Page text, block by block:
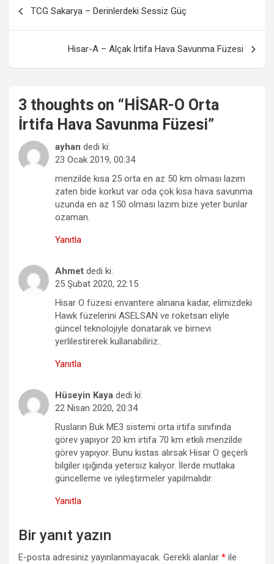
gezinmesi
TCG Sakarya – Derinlerdeki Sessiz Güç
Hisar-A – Alçak İrtifa Hava Savunma Füzesi
3 thoughts on “ HİSAR-O Orta
İrtifa Hava Savunma Füzesi”
ayhan dedi ki:
23 Ocak 2019, 00:34
menzilde kısa 25 orta en az 50 km olması lazım
zaten bide korkut var oda çok kısa hava savunma
uzunda en az 150 olması lazım bize yeter bunlar
ozaman.
Yanıtla
Ahmet dedi ki:
25 Şubat 2020, 22:15
Hisar O füzesi envantere alınana kadar, elimizdeki
Hawk füzelerini ASELSAN ve roketsan eliyle
güncel teknolojiyle donatarak ve birnevi
yerlilestirerek kullanabiliriz..
Yanıtla
Hüseyin Kaya dedi ki:
22 Nisan 2020, 20:34
Rusların Buk ME3 sistemi orta irtifa sınıfında
görev yapıyor 20 km irtifa 70 km etkili menzilde
görev yapıyor. Bunu kıstas alırsak Hisar O geçerli
bilgiler ışığında yetersiz kalıyor. İlerde mutlaka
güncelleme ve iyileştirmeler yapılmalıdır.
Yanıtla
Bir yanıt yazın
E-posta adresiniz yayınlanmayacak. Gerekli alanlar * ile